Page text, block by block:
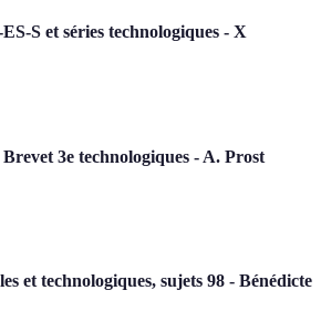
S et séries technologiques - X
3e technologiques - A. Prost
et technologiques, sujets 98 - Bénédicte